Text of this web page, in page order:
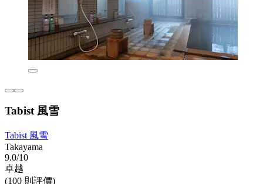
Tabist 風雪
Tabist 風雪
Takayama
9.0/10
卓越
(100 則評價)